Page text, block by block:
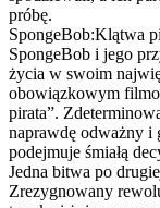
próbę.
SpongeBob:Klątwa
SpongeBob i jego
życia w swoim
obowiązkowym
pirata”.
naprawdę odważny
podejmuje śmiałą
Jedna bitwa po
Zrezygnowany